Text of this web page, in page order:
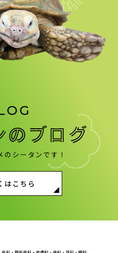
のシータンです！
はこちら